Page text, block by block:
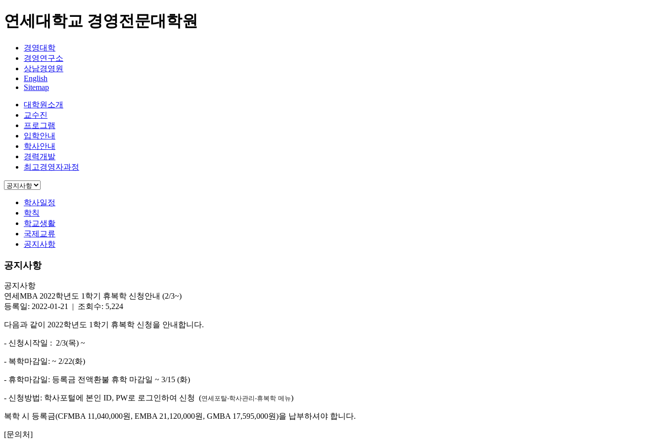
연세대학교 경영전문대학원
경영대학
경영연구소
상남경영원
English
Sitemap
대학원소개
교수진
프로그램
입학안내
학사안내
경력개발
최고경영자과정
학사일정
학칙
학교생활
국제교류
공지사항
공지사항
공지사항
연세MBA 2022학년도 1학기 휴복학 신청안내 (2/3~)
등록일: 2022-01-21 | 조회수: 5,224
다음과 같이 2022학년도 1학기 휴복학 신청을 안내합니다.
- 신청시작일 : 2/3(목) ~
- 복학마감일: ~ 2/22(화)
- 휴학마감일: 등록금 전액환불 휴학 마감일 ~ 3/15 (화)
- 신청방법: 학사포털에 본인 ID, PW로 로그인하여 신청 (연세포탈-학사관리-휴복학 메뉴)
복학 시 등록금(CFMBA 11,040,000원, EMBA 21,120,000원, GMBA 17,595,000원)을 납부하셔야 합니다.
[문의처]